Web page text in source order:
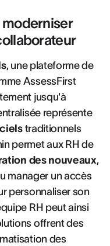
moderniser
, une plateforme de
AssessFirst
jusqu'à
représente
traditionnels
permet aux RH de
des nouveaux,
manager un accès
personnaliser son
RH peut ainsi
offrent des
des